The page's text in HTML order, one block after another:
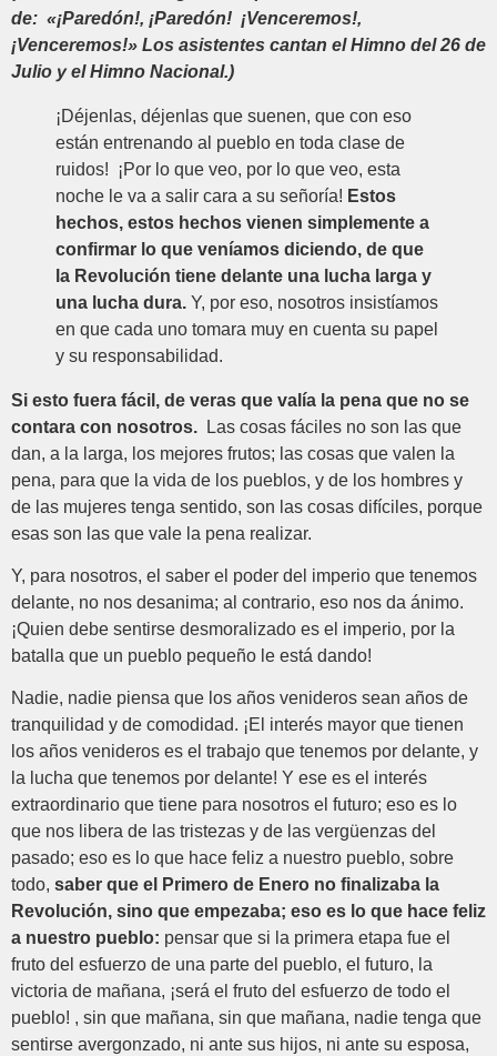
de: «¡Paredón!, ¡Paredón! ¡Venceremos!,
¡Venceremos!» Los asistentes cantan el Himno del 26 de
Julio y el Himno Nacional.)
¡Déjenlas, déjenlas que suenen, que con eso
están entrenando al pueblo en toda clase de
ruidos! ¡Por lo que veo, por lo que veo, esta
noche le va a salir cara a su señoría! Estos
hechos, estos hechos vienen simplemente a
confirmar lo que veníamos diciendo, de que
la Revolución tiene delante una lucha larga y
una lucha dura. Y, por eso, nosotros insistíamos
en que cada uno tomara muy en cuenta su papel
y su responsabilidad.
Si esto fuera fácil, de veras que valía la pena que no se
contara con nosotros.
Las cosas fáciles no son las que
dan, a la larga, los mejores frutos; las cosas que valen la
pena, para que la vida de los pueblos, y de los hombres y
de las mujeres tenga sentido, son las cosas difíciles, porque
esas son las que vale la pena realizar.
Y, para nosotros, el saber el poder del imperio que tenemos
delante, no nos desanima; al contrario, eso nos da ánimo.
¡Quien debe sentirse desmoralizado es el imperio, por la
batalla que un pueblo pequeño le está dando!
Nadie, nadie piensa que los años venideros sean años de
tranquilidad y de comodidad. ¡El interés mayor que tienen
los años venideros es el trabajo que tenemos por delante, y
la lucha que tenemos por delante! Y ese es el interés
extraordinario que tiene para nosotros el futuro; eso es lo
que nos libera de las tristezas y de las vergüenzas del
pasado; eso es lo que hace feliz a nuestro pueblo, sobre
todo, saber que el Primero de Enero no finalizaba la
Revolución, sino que empezaba; eso es lo que hace feliz
a nuestro pueblo: pensar que si la primera etapa fue el
fruto del esfuerzo de una parte del pueblo, el futuro, la
victoria de mañana, ¡será el fruto del esfuerzo de todo el
pueblo! , sin que mañana, sin que mañana, nadie tenga que
sentirse avergonzado, ni ante sus hijos, ni ante su esposa,